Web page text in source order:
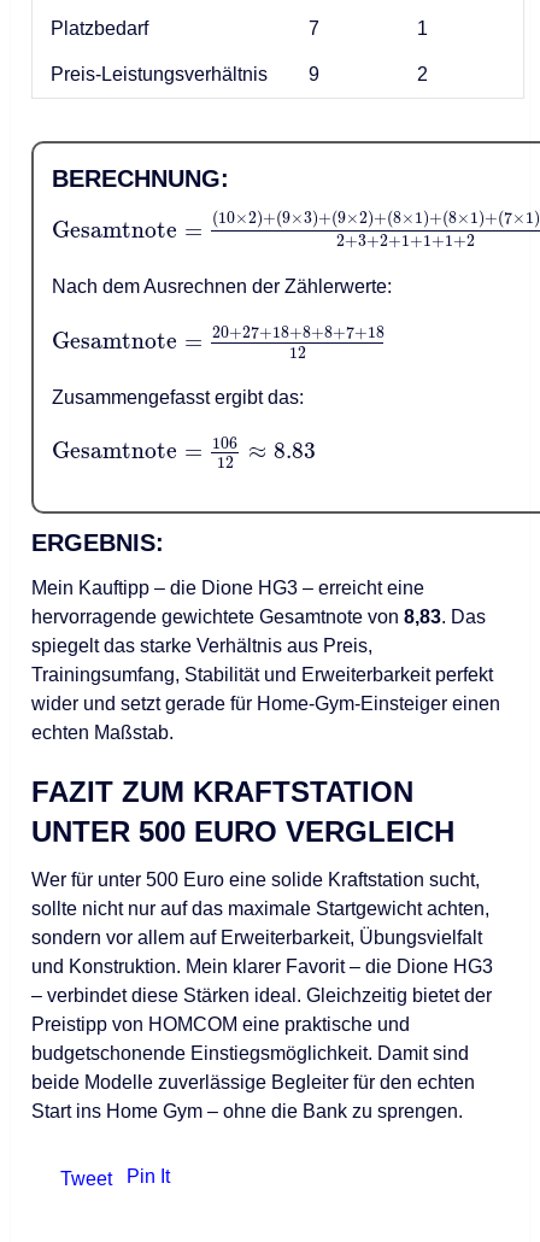
Platzbedarf 7 1
Preis-Leistungsverhältnis 9 2
BERECHNUNG:
Gesamtnote = (10×2)+(9×3)+(9×2)+(8×1)+(8×1)+(7×1)
2+3+2+1+1+1+2
Nach dem Ausrechnen der Zählerwerte:
Gesamtnote = 20+27+18+8+8+7+18
12
Zusammengefasst ergibt das:
Gesamtnote =
106
12
≈ 8.83
ERGEBNIS:
Mein Kauftipp – die Dione HG3 – erreicht eine
hervorragende gewichtete Gesamtnote von8,83. Das
spiegelt das starke Verhältnis aus Preis,
Trainingsumfang, Stabilität und Erweiterbarkeit perfekt
wider und setzt gerade für Home-Gym-Einsteiger einen
echten Maßstab.
FAZIT ZUM KRAFTSTATION
UNTER 500 EURO VERGLEICH
Wer für unter 500 Euro eine solide Kraftstation sucht,
sollte nicht nur auf das maximale Startgewicht achten,
sondern vor allem auf Erweiterbarkeit, Übungsvielfalt
und Konstruktion. Mein klarer Favorit – die Dione HG3
– verbindet diese Stärken ideal. Gleichzeitig bietet der
Preistipp von HOMCOM eine praktische und
budgetschonende Einstiegsmöglichkeit. Damit sind
beide Modelle zuverlässige Begleiter für den echten
Start ins Home Gym – ohne die Bank zu sprengen.
Tweet Pin It